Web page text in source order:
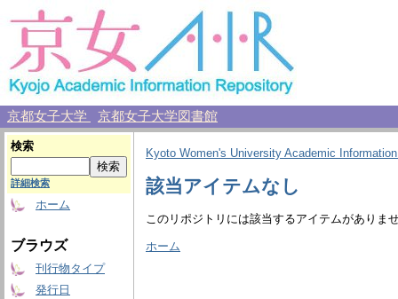
京都女子大学 京都女子大学図書館
検索
詳細検索
ホーム
ブラウズ
刊行物タイプ
発行日
Kyoto Women's University Academic
該当アイテムなし
このリポジトリには該当するアイテムがありま
ホーム